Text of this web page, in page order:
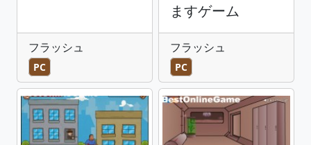
フラッシュ
PC
ますゲーム
フラッシュ
PC